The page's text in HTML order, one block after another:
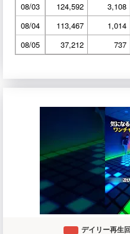
08/03
124,592 3,108
08/04
113,467 1,014
08/05
37,212 737